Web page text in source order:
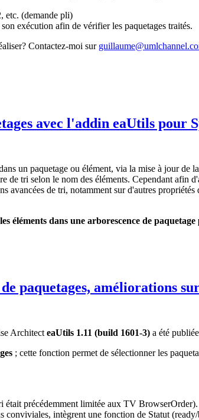
etc. (demande pli)
exécution afin de vérifier les paquetages traités.
Contactez-moi sur
avec l'addin eaUtils
un paquetage ou élément, via la mise à jour de
tri selon le nom des éléments. Cependant afin
de tri, notamment sur d'autres
dans une arborescence de
paquetages, améliorations
Architect eaUtils 1.11 (build 1601-3) a été
; cette fonction permet de sélectionner les
était précédemment limitée aux TV BrowserOrder).
conviviales, intègrent une fonction de Statut